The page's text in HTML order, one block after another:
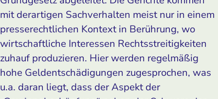
mit derartigen Sachverhalten meist nur in einem
presserechtlichen Kontext in Berührung, wo
wirtschaftliche Interessen Rechtsstreitigkeiten
zuhauf produzieren. Hier werden regelmäßig
hohe Geldentschädigungen zugesprochen, was
u.a. daran liegt, dass der Aspekt der